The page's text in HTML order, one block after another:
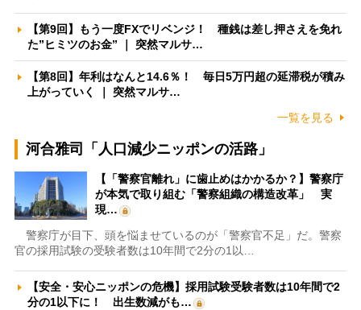
【第9回】もう一度FXでリベンジ！ 種銭は差し押さえを免れ
た”ヒミツのお金” ｜ 突然マルサ…
【第8回】年利はなんと14.6％！ 毎日5万円超の延滞税が積み
上がっていく ｜ 突然マルサ…
一覧を見る
河合雅司「人口減少ニッポンの活路」
【「警察官離れ」に歯止めはかかるか？】警察庁
が本気で取り組む「警察組織の構造改革」 実
現…
警察庁が目下、頭を悩ませているのが「警察官不足」だ。警察
官の採用試験の受験者数は10年間で2分の1以…
【安全・安心ニッポンの危機】採用試験受験者数は10年間で2
分の1以下に！ 出生数減がも…